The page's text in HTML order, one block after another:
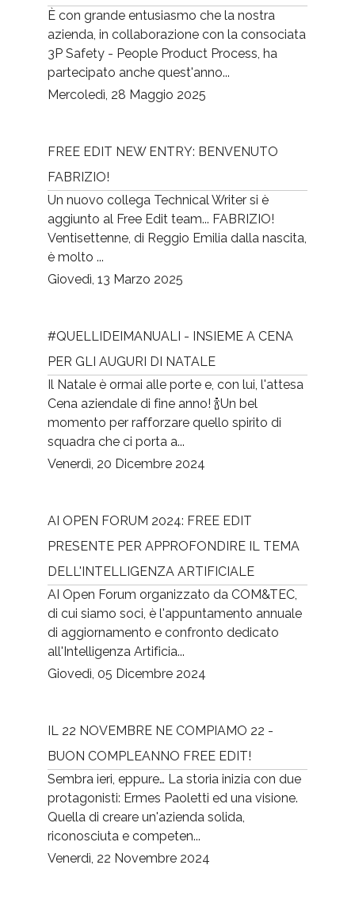
È con grande entusiasmo che la nostra
azienda, in collaborazione con la consociata
3P Safety - People Product Process, ha
partecipato anche quest'anno...
Mercoledì, 28 Maggio 2025
FREE EDIT NEW ENTRY: BENVENUTO
FABRIZIO!
Un nuovo collega Technical Writer si è
aggiunto al Free Edit team... FABRIZIO!
Ventisettenne, di Reggio Emilia dalla nascita,
è molto ...
Giovedì, 13 Marzo 2025
#QUELLIDEIMANUALI - INSIEME A CENA
PER GLI AUGURI DI NATALE
Il Natale è ormai alle porte e, con lui, l'attesa
Cena aziendale di fine anno! 🍾Un bel
momento per rafforzare quello spirito di
squadra che ci porta a...
Venerdì, 20 Dicembre 2024
AI OPEN FORUM 2024: FREE EDIT
PRESENTE PER APPROFONDIRE IL TEMA
DELL'INTELLIGENZA ARTIFICIALE
AI Open Forum organizzato da COM&TEC,
di cui siamo soci, è l'appuntamento annuale
di aggiornamento e confronto dedicato
all'Intelligenza Artificia...
Giovedì, 05 Dicembre 2024
IL 22 NOVEMBRE NE COMPIAMO 22 -
BUON COMPLEANNO FREE EDIT!
Sembra ieri, eppure… La storia inizia con due
protagonisti: Ermes Paoletti ed una visione.
Quella di creare un'azienda solida,
riconosciuta e competen...
Venerdì, 22 Novembre 2024